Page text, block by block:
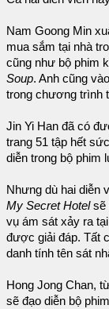
Nam Goong Min
mua sắm tại nhà
cũng như bộ phim
Soup. Anh cũng
trong chương trình
Jin Yi Han đã có
trang 51 tập hết
diễn trong bộ phim
Nhưng dù hai diễn
My Secret Hotelsẽ
vụ ám sát xảy ra
được giải đáp. Tất
danh tính tên sát
Hong Jong Chan,
sẽ đạo diễn bộ